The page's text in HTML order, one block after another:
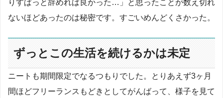
りすぱっと辞めれば良かった…」と思ったことが数え切れ
ないほどあったのは秘密です。すごいめんどくさかった。
ずっとこの生活を続けるかは未定
ニートも期間限定でなるつもりでした。とりあえず3ヶ月
間ほどフリーランスもどきとしてがんばって、様子を見て